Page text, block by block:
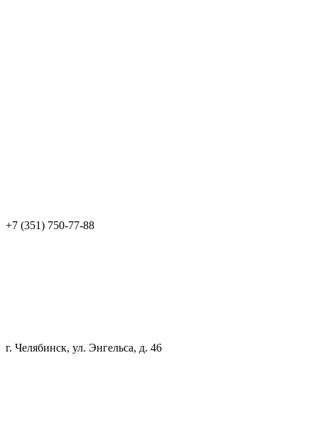
+7 (351) 750-77-88
г. Челябинск, ул. Энгельса, д. 46